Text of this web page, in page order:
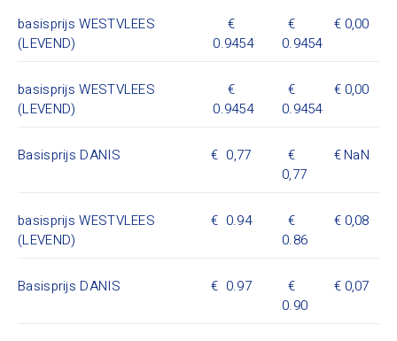
basisprijs WESTVLEES
(LEVEND)
0.9454 0.9454
0,00
basisprijs WESTVLEES
(LEVEND)
0.9454 0.9454
0,00
Basisprijs DANIS
0,77
0,77
NaN
basisprijs WESTVLEES
(LEVEND)
0.94
0.86
0,08
Basisprijs DANIS
0.97
0.90
0,07